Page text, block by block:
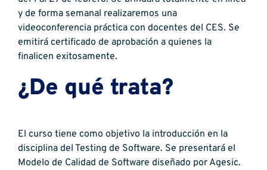
y de forma semanal realizaremos una
videoconferencia práctica con docentes del CES. Se
emitirá certificado de aprobación a quienes la
finalicen exitosamente.
¿De qué trata?
El curso tiene como objetivo la introducción en la
disciplina del Testing de Software. Se presentará el
Modelo de Calidad de Software diseñado por Agesic.